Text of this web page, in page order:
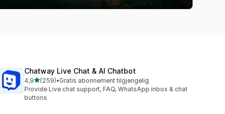
Chatway Live Chat & AI Chatbot
4,9av 5 stjerner
(259)
Totalt 259 omtaler
•Gratis abonnement tilgjengelig
Provide Live chat support, FAQ, WhatsApp inbox & chat
buttons